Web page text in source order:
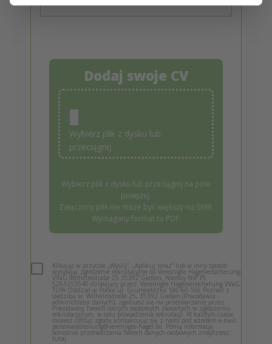
Dodaj swoje CV
Wybierz plik z dysku lub przeciągnij na pole
powyżej.
Załączony plik nie może być większy niż 5MB.
Wymagany format to PDF.
Klikając w przycisk „Wyślij”, „Aplikuj teraz” lub w inny sposób
wysyłając zgłoszenie rekrutacyjne do Vereinigte Hagelversicherung
VVaG Wilhelmstraße 25 35392 Gießen, Niemcy NIP PL
5263253540 działający przez: Vereinigte Hagelversicherung VVaG
TUW Oddział w Polsce ul. Grunwaldzka 186 60-166 Poznań z
siedzibą w: Wilhelmstraße 25, 35392 Gießen (Pracodawca -
administrator danych), zgadzasz się na przetwarzanie przez
Pracodawcę Twoich danych osobowych zawartych w zgłoszeniu
rekrutacyjnym, w celu prowadzenia rekrutacji. W każdym czasie
możesz cofnąć zgodę kontaktując się z nami pod adresem e-mail:
personalabteilung@vereinigte-hagel.de. Pełną informację
odnośnie przetwarzania Twoich danych osobowych znajdziesz
tutaj.